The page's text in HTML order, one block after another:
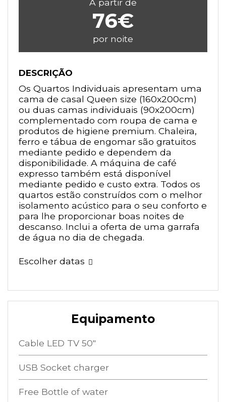
A partir de
76€
por noite
DESCRIÇÃO
Os Quartos Individuais apresentam uma
cama de casal Queen size (160x200cm)
ou duas camas individuais (90x200cm)
complementado com roupa de cama e
produtos de higiene premium. Chaleira,
ferro e tábua de engomar são gratuitos
mediante pedido e dependem da
disponibilidade. A máquina de café
expresso também está disponível
mediante pedido e custo extra. Todos os
quartos estão construídos com o melhor
isolamento acústico para o seu conforto e
para lhe proporcionar boas noites de
descanso. Inclui a oferta de uma garrafa
de água no dia de chegada.
Escolher datas
Equipamento
Cable LED TV 50"
USB Socket charger
Free Bottle of water